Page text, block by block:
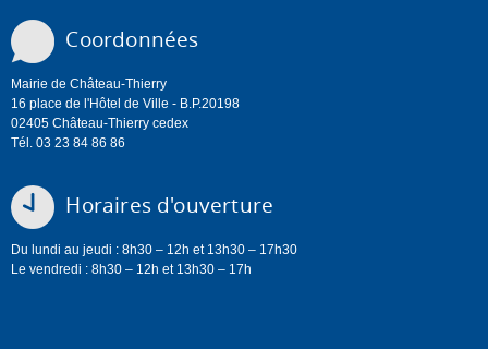
Coordonnées
Mairie de Château-Thierry
16 place de l'Hôtel de Ville - B.P.20198
02405 Château-Thierry cedex
Tél. 03 23 84 86 86
Horaires d'ouverture
Du lundi au jeudi : 8h30 – 12h et 13h30 – 17h30
Le vendredi : 8h30 – 12h et 13h30 – 17h